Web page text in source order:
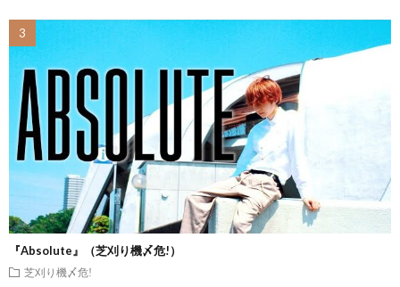
『Absolute』（芝刈り機〆危!）
芝刈り機〆危!